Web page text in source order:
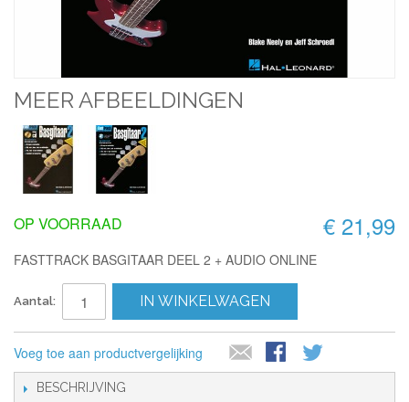
MEER AFBEELDINGEN
€ 21,99
OP VOORRAAD
FASTTRACK BASGITAAR DEEL 2 + AUDIO ONLINE
Aantal: IN WINKELWAGEN
Voeg toe aan productvergelijking
BESCHRIJVING